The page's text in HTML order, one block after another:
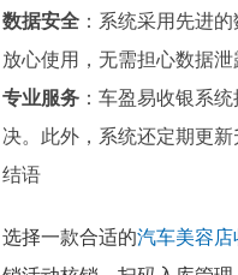
数据安全：系统采用先进
放心使用，无需担心数据泄
专业服务：车盈易收银系
决。此外，系统还定期更新
结语
选择一款合适的汽车美容店